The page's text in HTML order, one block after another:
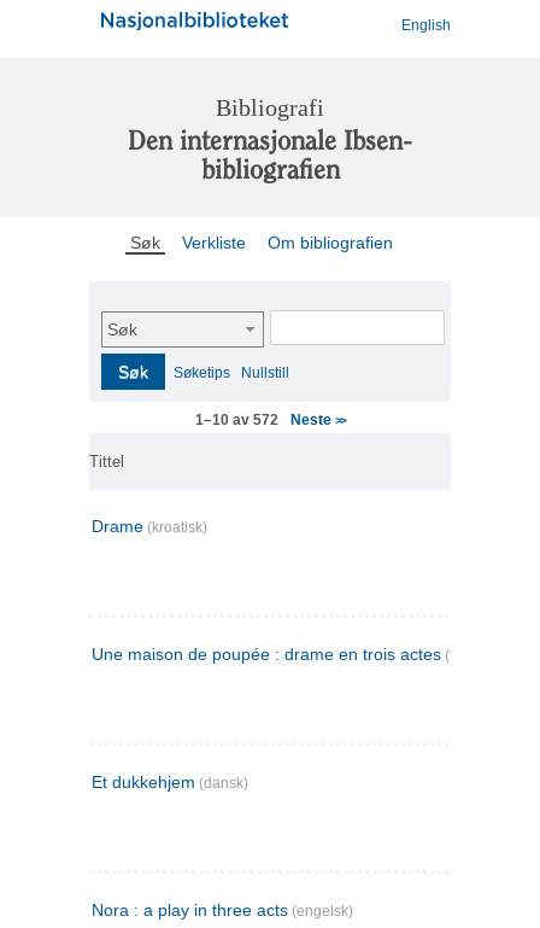
English
Bibliografi
Den internasjonale Ibsen-
bibliografien
Søk Verkliste Om bibliografien
Søk
Søk Søketips Nullstill
1–10 av 572 Neste >>
Tittel
Drame (kroatisk)
Une maison de poupée : drame en trois actes (fransk)
Et dukkehjem (dansk)
Nora : a play in three acts (engelsk)